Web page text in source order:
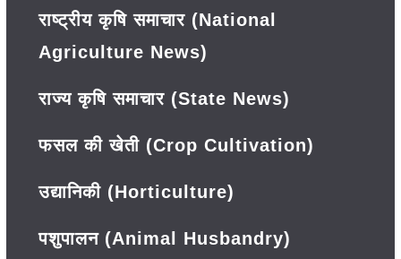
राष्ट्रीय कृषि समाचार (National
Agriculture News)
राज्य कृषि समाचार (State News)
फसल की खेती (Crop Cultivation)
उद्यानिकी (Horticulture)
पशुपालन (Animal Husbandry)